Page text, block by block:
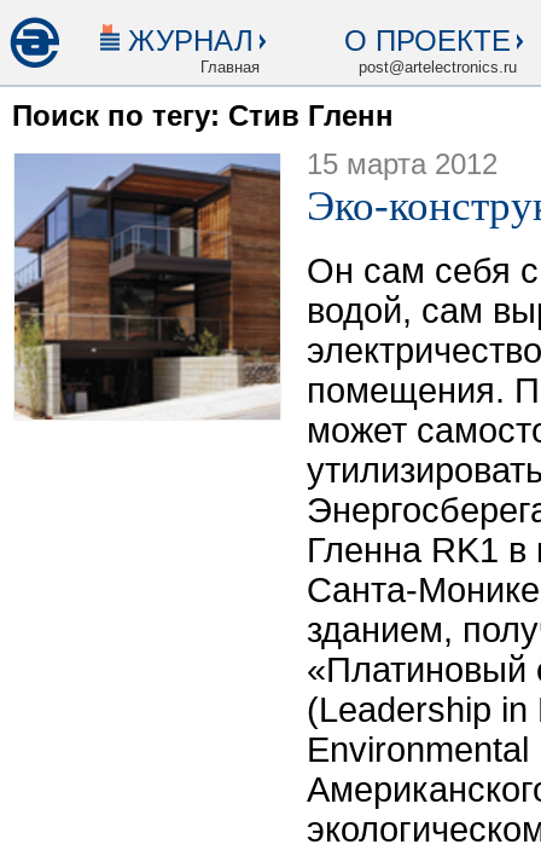
ЖУРНАЛ
Главная
О ПРОЕКТЕ
post@artelectronics.ru
Поиск по тегу: Стив Гленн
15 марта 2012
Эко-
Он сам себя
водой, сам
помещения.
может
Гленна RK1
Санта-
зданием,
«Платиновый
(Leadership in
Environmental